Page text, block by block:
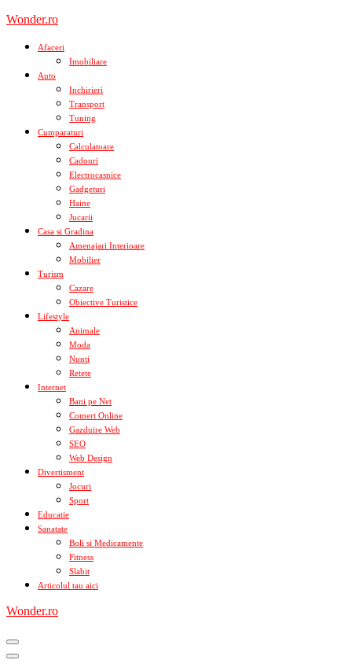
Skip
content
Wonder.ro
Afaceri
Imobiliare
Auto
Inchirieri
Transport
Tuning
Cumparaturi
Calculatoare
Cadouri
Electrocasnice
Gadgeturi
Haine
Jucarii
Casa si Gradina
Amenajari Interioare
Mobilier
Turism
Cazare
Obiective Turistice
Lifestyle
Animale
Moda
Nunti
Retete
Internet
Bani pe Net
Comert Online
Gazduire Web
SEO
Web Design
Divertisment
Jocuri
Sport
Educatie
Sanatate
Boli si Medicamente
Fitness
Slabit
Articolul tau aici
Wonder.ro